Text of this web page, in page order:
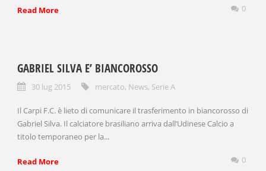
Read More 0
GABRIEL SILVA E’ BIANCOROSSO
30 lug 2015 mercato, News, Serie A
Il Carpi F.C. è lieto di comunicare il trasferimento in biancorosso di
Gabriel Silva. Il calciatore brasiliano arriva dall’Udinese Calcio a
titolo temporaneo per la...
Read More 0